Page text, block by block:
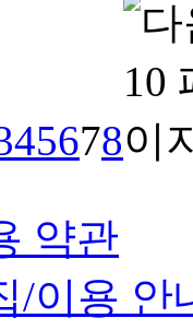
45678
약관
/이용 안